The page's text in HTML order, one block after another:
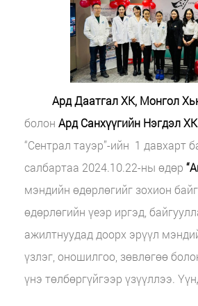
Ард Даатгал ХК, Монгол
болон Ард Санхүүгийн Нэгдэл ХК
“Сентрал тауэр”-ийн 1 давхарт
салбартаа 2024.10.22-ны өдөр
мэндийн өдөрлөгийг зохион
өдөрлөгийн үеэр иргэд,
ажилтнуудад доорх эрүүл
үзлэг, оношилгоо, зөвлөгөө
үнэ төлбөргүйгээр үзүүллээ.